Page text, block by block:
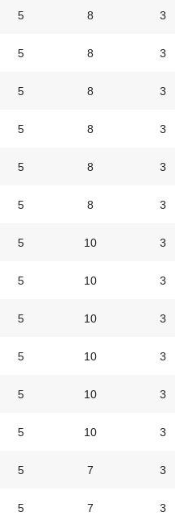
5 8 3
5 8 3
5 8 3
5 8 3
5 8 3
5 8 3
5 10 3
5 10 3
5 10 3
5 10 3
5 10 3
5 10 3
5 7 3
5 7 3